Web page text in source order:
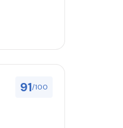
91/100